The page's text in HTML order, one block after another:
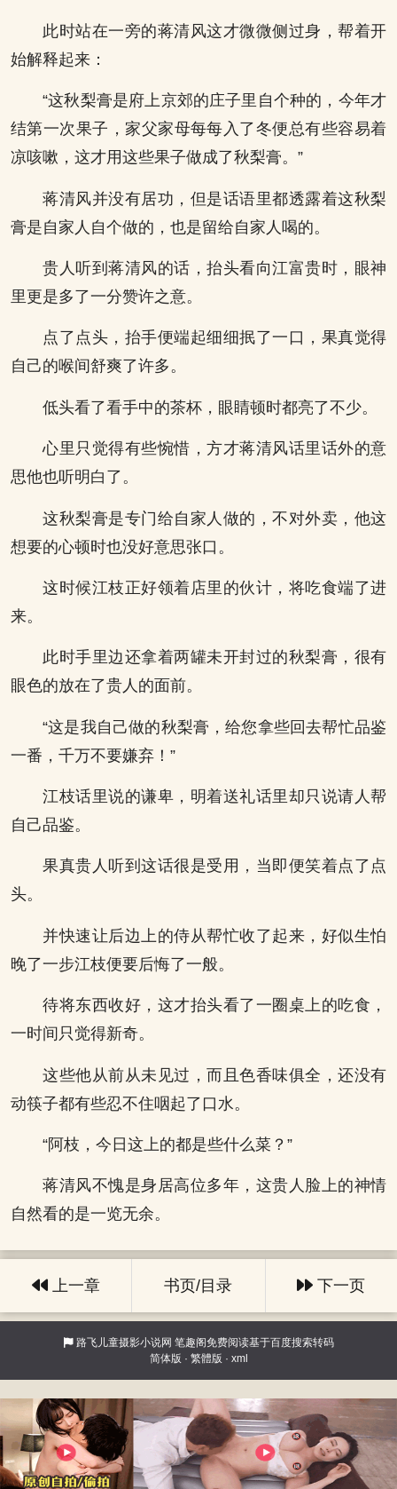
此时站在一旁的蒋清风这才微微侧过身，帮着开
始解释起来：
“这秋梨膏是府上京郊的庄子里自个种的，今年才
结第一次果子，家父家母每每入了冬便总有些容易着
凉咳嗽，这才用这些果子做成了秋梨膏。”
蒋清风并没有居功，但是话语里都透露着这秋梨
膏是自家人自个做的，也是留给自家人喝的。
贵人听到蒋清风的话，抬头看向江富贵时，眼神
里更是多了一分赞许之意。
点了点头，抬手便端起细细抿了一口，果真觉得
自己的喉间舒爽了许多。
低头看了看手中的茶杯，眼睛顿时都亮了不少。
心里只觉得有些惋惜，方才蒋清风话里话外的意
思他也听明白了。
这秋梨膏是专门给自家人做的，不对外卖，他这
想要的心顿时也没好意思张口。
这时候江枝正好领着店里的伙计，将吃食端了进
来。
此时手里边还拿着两罐未开封过的秋梨膏，很有
眼色的放在了贵人的面前。
“这是我自己做的秋梨膏，给您拿些回去帮忙品鉴
一番，千万不要嫌弃！”
江枝话里说的谦卑，明着送礼话里却只说请人帮
自己品鉴。
果真贵人听到这话很是受用，当即便笑着点了点
头。
并快速让后边上的侍从帮忙收了起来，好似生怕
晚了一步江枝便要后悔了一般。
待将东西收好，这才抬头看了一圈桌上的吃食，
一时间只觉得新奇。
这些他从前从未见过，而且色香味俱全，还没有
动筷子都有些忍不住咽起了口水。
“阿枝，今日这上的都是些什么菜？”
蒋清风不愧是身居高位多年，这贵人脸上的神情
自然看的是一览无余。
上一章 书页/目录 下一页
路飞儿童摄影小说网 笔趣阁免费阅读基于百度搜索转码
简体版 · 繁體版 · xml